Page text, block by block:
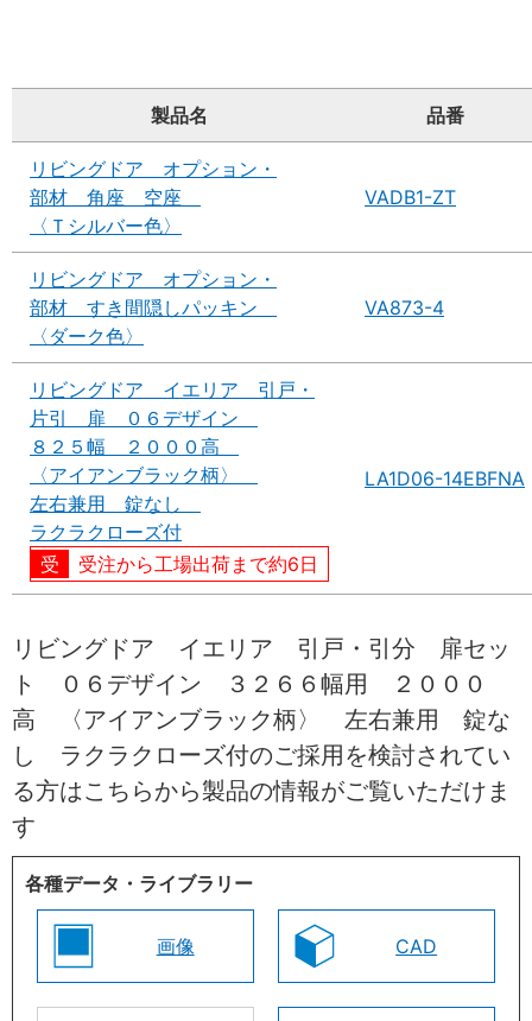
製品名 品番
リビングドア オプション・
部材 角座 空座
〈Ｔシルバー色〉
VADB1-ZT
リビングドア オプション・
部材 すき間隠しパッキン
〈ダーク色〉
VA873-4
リビングドア イエリア 引戸・
片引 扉 ０６デザイン
８２５幅 ２０００高
〈アイアンブラック柄〉
左右兼用 錠なし
ラクラクローズ付
受注から工場出荷まで約6日
LA1D06-14EBFNA
リビングドア イエリア 引戸・引分 扉セッ
ト ０６デザイン ３２６６幅用 ２０００
高 〈アイアンブラック柄〉 左右兼用 錠な
し ラクラクローズ付のご採用を検討されてい
る方はこちらから製品の情報がご覧いただけま
す
各種データ・ライブラリー
画像 CAD